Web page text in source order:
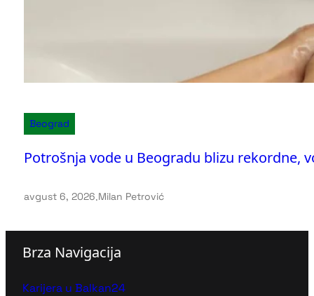
Beograd
Potrošnja vode u Beogradu blizu rekordne,
avgust 6, 2026.Milan Petrović
Brza Navigacija
Karijera u Balkan24